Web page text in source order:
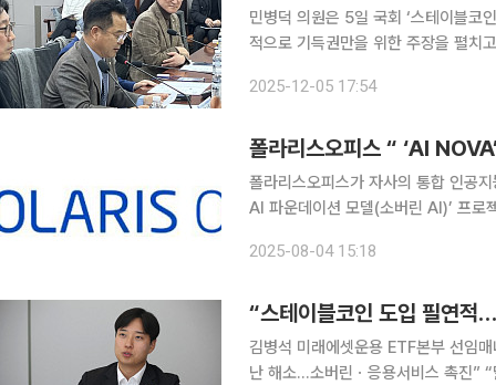
민병덕 의원은 5일 국회 ‘스테이블코
적으로 기득권만을 위한 주장을 펼치고 있다고 지적했다. 민 의원
2025-12-05 17:54
폴라리스오피스가 자사의 통합 인공
AI 파운데이션 모델(소버린 AI)’ 프
2025-08-04 15:18
김병석 미래에셋운용 ETF본부 선임
난 해소…소버린ㆍ응용서비스 촉진” “달러 기반 스테이블 코인이 결제시장을 지배하면 한국을 포함